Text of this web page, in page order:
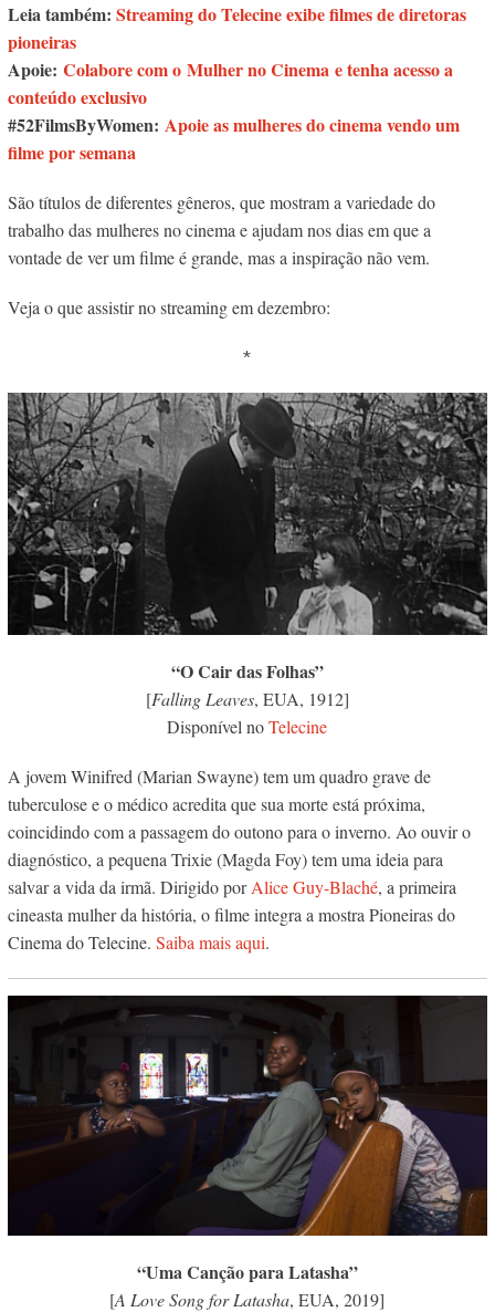
Leia também: Streaming do Telecine exibe filmes de diretoras
pioneiras
Apoie: Colabore com o Mulher no Cinema e tenha acesso a
conteúdo exclusivo
#52FilmsByWomen: Apoie as mulheres do cinema vendo um
filme por semana
São títulos de diferentes gêneros, que mostram a variedade do
trabalho das mulheres no cinema e ajudam nos dias em que a
vontade de ver um filme é grande, mas a inspiração não vem.
Veja o que assistir no streaming em dezembro:
*
“O Cair das Folhas”
[Falling Leaves, EUA, 1912]
Disponível noTelecine
A jovem Winifred (Marian Swayne) tem um quadro grave de
tuberculose e o médico acredita que sua morte está próxima,
coincidindo com a passagem do outono para o inverno. Ao ouvir o
diagnóstico, a pequena Trixie (Magda Foy) tem uma ideia para
salvar a vida da irmã. Dirigido porAlice Guy-Blaché, a primeira
cineasta mulher da história, o filme integra a mostra Pioneiras do
Cinema do Telecine. Saiba mais aqui.
“Uma Canção para Latasha”
[A Love Song for Latasha, EUA, 2019]